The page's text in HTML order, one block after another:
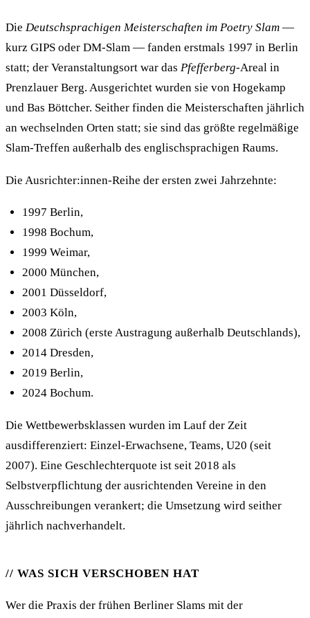
Die Deutschsprachigen Meisterschaften im Poetry Slam —
kurz GIPS oder DM-Slam — fanden erstmals 1997 in Berlin
statt; der Veranstaltungsort war das Pfefferberg-Areal in
Prenzlauer Berg. Ausgerichtet wurden sie von Hogekamp
und Bas Böttcher. Seither finden die Meisterschaften jährlich
an wechselnden Orten statt; sie sind das größte regelmäßige
Slam-Treffen außerhalb des englischsprachigen Raums.
Die Ausrichter:innen-Reihe der ersten zwei Jahrzehnte:
1997 Berlin,
1998 Bochum,
1999 Weimar,
2000 München,
2001 Düsseldorf,
2003 Köln,
2008 Zürich (erste Austragung außerhalb Deutschlands),
2014 Dresden,
2019 Berlin,
2024 Bochum.
Die Wettbewerbsklassen wurden im Lauf der Zeit
ausdifferenziert: Einzel-Erwachsene, Teams, U20 (seit
2007). Eine Geschlechterquote ist seit 2018 als
Selbstverpflichtung der ausrichtenden Vereine in den
Ausschreibungen verankert; die Umsetzung wird seither
jährlich nachverhandelt.
WAS SICH VERSCHOBEN HAT
Wer die Praxis der frühen Berliner Slams mit der